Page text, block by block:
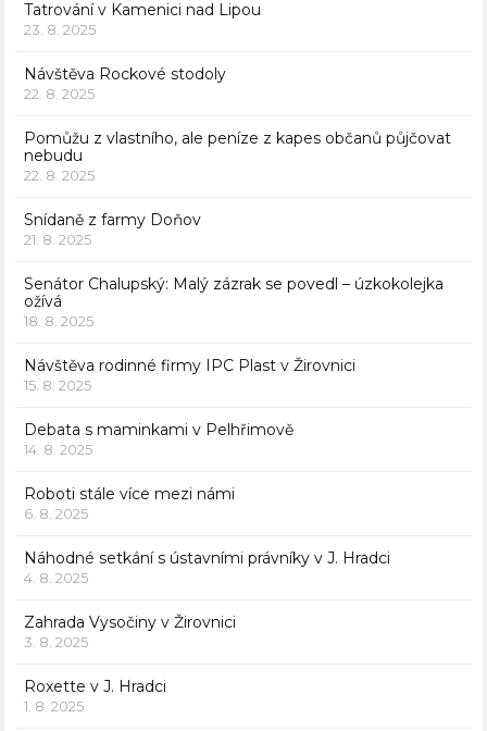
Tatrování v Kamenici nad Lipou
23. 8. 2025
Návštěva Rockové stodoly
22. 8. 2025
Pomůžu z vlastního, ale peníze z kapes občanů půjčovat
nebudu
22. 8. 2025
Snídaně z farmy Doňov
21. 8. 2025
Senátor Chalupský: Malý zázrak se povedl – úzkokolejka
ožívá
18. 8. 2025
Návštěva rodinné firmy IPC Plast v Žirovnici
15. 8. 2025
Debata s maminkami v Pelhřimově
14. 8. 2025
Roboti stále více mezi námi
6. 8. 2025
Náhodné setkání s ústavními právníky v J. Hradci
4. 8. 2025
Zahrada Vysočiny v Žirovnici
3. 8. 2025
Roxette v J. Hradci
1. 8. 2025